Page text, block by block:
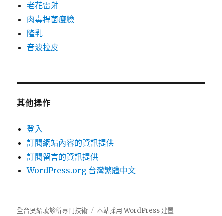
老花雷射
肉毒桿菌瘦臉
隆乳
音波拉皮
其他操作
登入
訂閱網站內容的資訊提供
訂閱留言的資訊提供
WordPress.org 台灣繁體中文
全台吳紹琥診所專門技術 本站採用 WordPress 建置